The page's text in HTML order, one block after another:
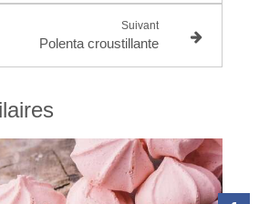
Suivant
Polenta croustillante